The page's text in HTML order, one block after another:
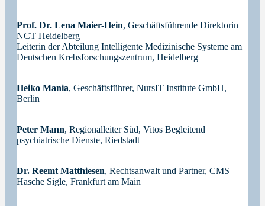
Prof. Dr. Lena Maier-Hein, Geschäftsführende Direktorin
NCT Heidelberg
Leiterin der Abteilung Intelligente Medizinische Systeme am
Deutschen Krebsforschungszentrum, Heidelberg
Heiko Mania, Geschäftsführer, NursIT Institute GmbH,
Berlin
Peter Mann, Regionalleiter Süd, Vitos Begleitend
psychiatrische Dienste, Riedstadt
Dr. Reemt Matthiesen, Rechtsanwalt und Partner, CMS
Hasche Sigle, Frankfurt am Main